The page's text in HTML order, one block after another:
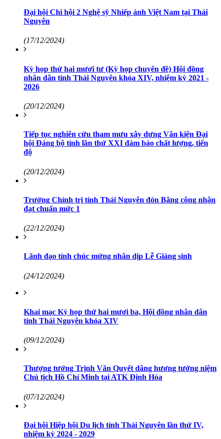
Đại hội Chi hội 2 Nghệ sỹ Nhiếp ảnh Việt Nam tại Thái
Nguyên
(17/12/2024)
Kỳ họp thứ hai mươi tư (Kỳ họp chuyên đề) Hội đồng
nhân dân tỉnh Thái Nguyên khóa XIV, nhiệm kỳ 2021 -
2026
(20/12/2024)
Tiếp tục nghiên cứu tham mưu xây dựng Văn kiện Đại
hội Đảng bộ tỉnh lần thứ XXI đảm bảo chất lượng, tiến
độ
(20/12/2024)
Trường Chính trị tỉnh Thái Nguyên đón Bằng công nhận
đạt chuẩn mức 1
(22/12/2024)
Lãnh đạo tỉnh chúc mừng nhân dịp Lễ Giáng sinh
(24/12/2024)
Khai mạc Kỳ họp thứ hai mươi ba, Hội đồng nhân dân
tỉnh Thái Nguyên khóa XIV
(09/12/2024)
Thượng tướng Trịnh Văn Quyết dâng hương tưởng niệm
Chủ tịch Hồ Chí Minh tại ATK Định Hóa
(07/12/2024)
Đại hội Hiệp hội Du lịch tỉnh Thái Nguyên lần thứ IV,
nhiệm kỳ 2024 - 2029